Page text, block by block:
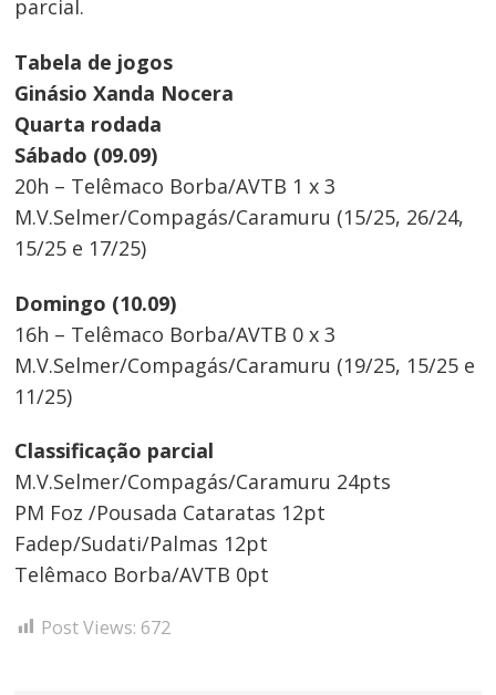
parcial.
Tabela de jogos
Ginásio Xanda Nocera
Quarta rodada
Sábado (09.09)
20h – Telêmaco Borba/AVTB 1 x 3
M.V.Selmer/Compagás/Caramuru (15/25, 26/24,
15/25 e 17/25)
Domingo (10.09)
16h – Telêmaco Borba/AVTB 0 x 3
M.V.Selmer/Compagás/Caramuru (19/25, 15/25 e
11/25)
Classificação parcial
M.V.Selmer/Compagás/Caramuru 24pts
PM Foz /Pousada Cataratas 12pt
Fadep/Sudati/Palmas 12pt
Telêmaco Borba/AVTB 0pt
Post Views: 672